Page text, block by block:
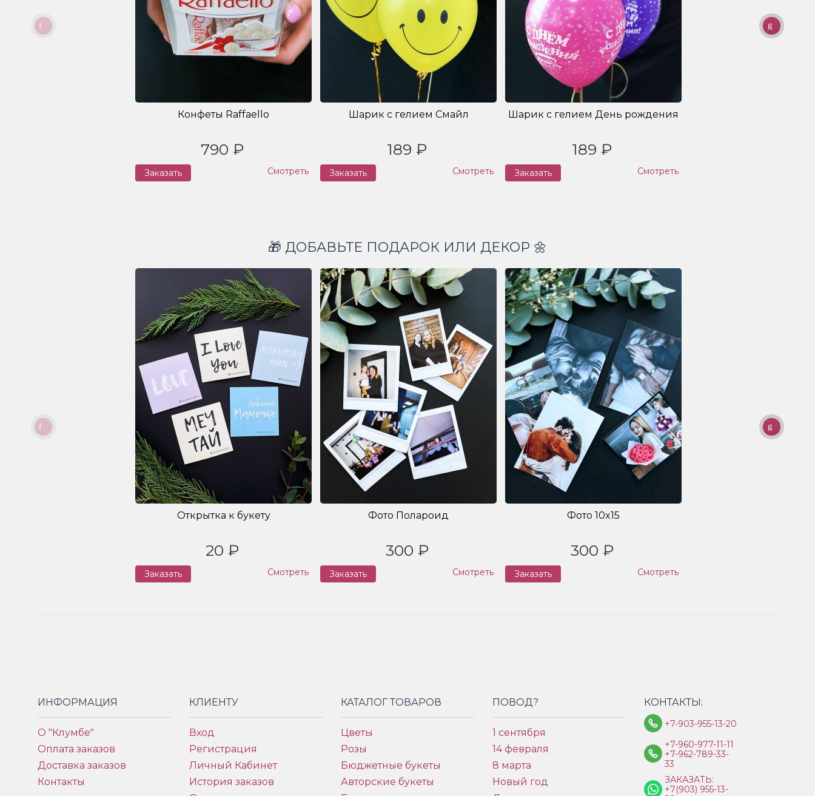
Конфеты Raffaello
790 ₽
Заказать Смотреть
Шарик с гелием Смайл
189 ₽
Заказать Смотреть
Шарик с гелием День рождения
189 ₽
Заказать Смотреть
🎁 ДОБАВЬТЕ ПОДАРОК ИЛИ ДЕКОР 🌼
Открытка к букету
20 ₽
Заказать Смотреть
Фото Полароид
300 ₽
Заказать Смотреть
Фото 10x15
300 ₽
Заказать Смотреть
ИНФОРМАЦИЯ
О "Клумбе"
Оплата заказов
Доставка заказов
Контакты
КЛИЕНТУ
Вход
Регистрация
Личный Кабинет
История заказов
КАТАЛОГ ТОВАРОВ
Цветы
Розы
Бюджетные букеты
Авторские букеты
ПОВОД?
1 сентября
14 февраля
8 марта
Новый год
КОНТАКТЫ:
+7-903-955-13-20
+7-960-977-11-11
+7-962-789-33-
33
ЗАКАЗАТЬ:
+7(903) 955-13-